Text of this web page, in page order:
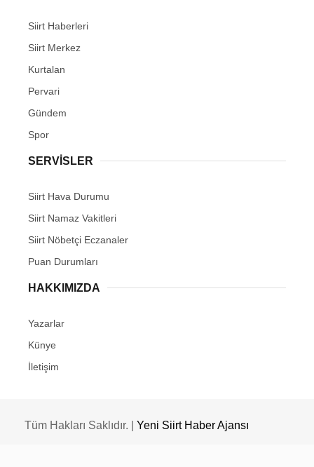
Siirt Haberleri
Siirt Merkez
Kurtalan
Pervari
Gündem
Spor
SERVİSLER
Siirt Hava Durumu
Siirt Namaz Vakitleri
Siirt Nöbetçi Eczanaler
Puan Durumları
HAKKIMIZDA
Yazarlar
Künye
İletişim
Tüm Hakları Saklıdır. | Yeni Siirt Haber Ajansı